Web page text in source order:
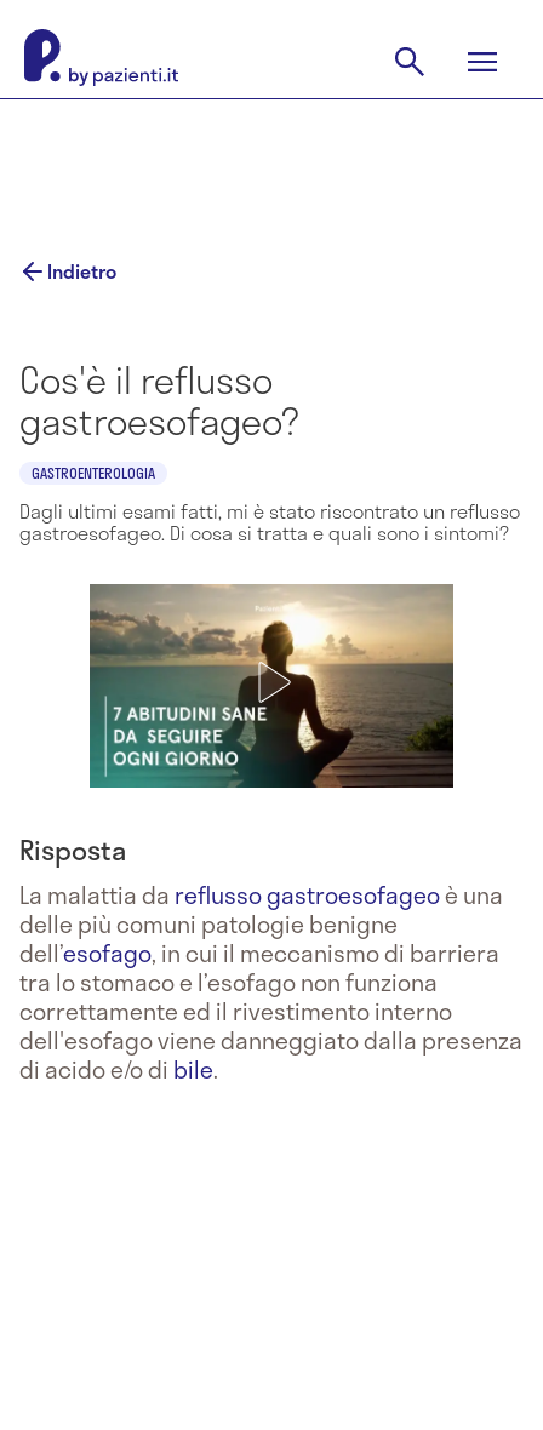
Indietro
Cos'è il reflusso
gastroesofageo?
GASTROENTEROLOGIA
Dagli ultimi esami fatti, mi è stato riscontrato un reflusso
gastroesofageo. Di cosa si tratta e quali sono i sintomi?
Risposta
La malattia da reflusso gastroesofageoè una
delle più comuni patologie benigne
dell’esofago, in cui il meccanismo di barriera
tra lo stomaco e l’esofago non funziona
correttamente ed il rivestimento interno
dell'esofago viene danneggiato dalla presenza
di acido e/o di bile.